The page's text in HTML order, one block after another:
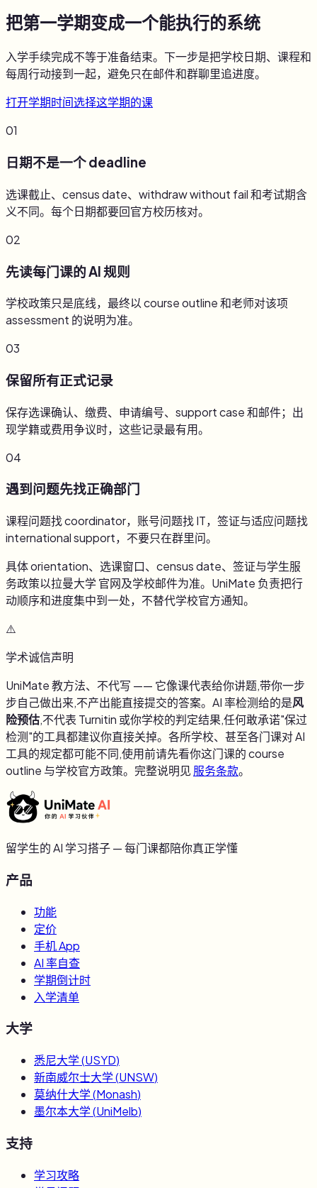
把第一学期变成一个能执行的系统
入学手续完成不等于准备结束。下一步是把学校日期、课程和
每周行动接到一起，避免只在邮件和群聊里追进度。
打开学期时间选择这学期的课
01
日期不是一个 deadline
选课截止、census date、withdraw without fail 和考试期含
义不同。每个日期都要回官方校历核对。
02
先读每门课的 AI 规则
学校政策只是底线，最终以 course outline 和老师对该项
assessment 的说明为准。
03
保留所有正式记录
保存选课确认、缴费、申请编号、support case 和邮件；出
现学籍或费用争议时，这些记录最有用。
04
遇到问题先找正确部门
课程问题找 coordinator，账号问题找 IT，签证与适应问题找
international support，不要只在群里问。
具体 orientation、选课窗口、census date、签证与学生服
务政策以拉曼大学官网及学校邮件为准。UniMate 负责把行
动顺序和进度集中到一处，不替代学校官方通知。
⚠️
学术诚信声明
UniMate 教方法、不代写 —— 它像课代表给你讲题,带你一步
步自己做出来,不产出能直接提交的答案。AI 率检测给的是风
险预估,不代表 Turnitin 或你学校的判定结果,任何敢承诺"保过
检测"的工具都建议你直接关掉。各所学校、甚至各门课对 AI
工具的规定都可能不同,使用前请先看你这门课的 course
outline 与学校官方政策。完整说明见 服务条款。
留学生的 AI 学习搭子 — 每门课都陪你真正学懂
产品
功能
定价
手机 App
AI 率自查
学期倒计时
入学清单
大学
悉尼大学(USYD)
新南威尔士大学(UNSW)
莫纳什大学(Monash)
墨尔本大学(UniMelb)
支持
学习攻略